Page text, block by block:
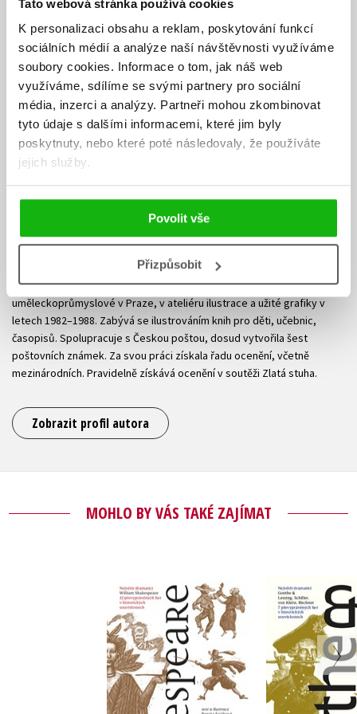
Tato webová stránka používá cookies
K personalizaci obsahu a reklam, poskytování funkcí
sociálních médií a analýze naší návštěvnosti využíváme
soubory cookies. Informace o tom, jak náš web
využíváme, sdílíme se svými partnery pro sociální
média, inzerci a analýzy. Partneři mohou zkombinovat
tyto údaje s dalšími informacemi, které jim byly
poskytnuty, nebo které poté následovaly, že používáte
jejich služby.
Povolit vše
Přizpůsobit
Renáta Fučíková patří mezi nejvýraznější současné české tvůrce
autorských knih pro děti. Studovala na Vysoké škole
uměleckoprůmyslové v Praze, v ateliéru ilustrace a užité grafiky v
letech 1982–1988. Zabývá se ilustrováním knih pro děti, učebnic,
časopisů. Spolupracuje s Českou poštou, dosud vytvořila šest
poštovních známek. Za svou práci získala řadu ocenění, včetně
mezinárodních. Pravidelně získává ocenění v soutěži Zlatá stuha.
Zobrazit profil autora
MOHLO BY VÁS TAKÉ ZAJÍMAT
Shakespeare
Renáta Fučíková Renáta